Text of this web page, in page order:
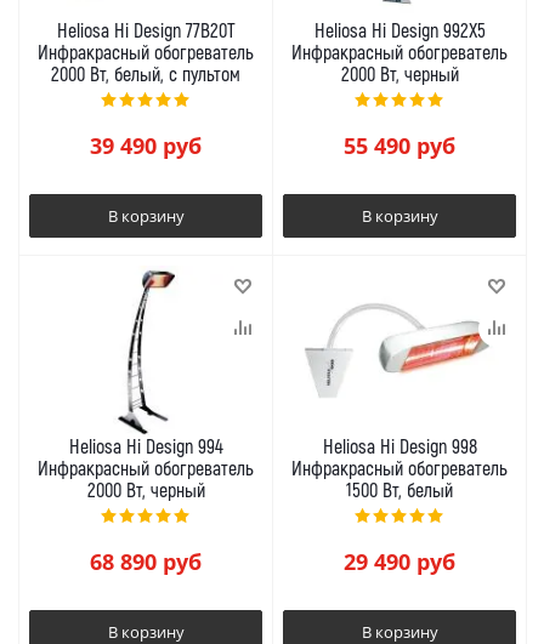
Heliosa Hi Design 77B20T
Инфракрасный обогреватель
2000 Вт, белый, с пультом
39 490 руб
В корзину
Heliosa Hi Design 992X5
Инфракрасный обогреватель
2000 Вт, черный
55 490 руб
В корзину
Heliosa Hi Design 994
Инфракрасный обогреватель
2000 Вт, черный
68 890 руб
В корзину
Heliosa Hi Design 998
Инфракрасный обогреватель
1500 Вт, белый
29 490 руб
В корзину